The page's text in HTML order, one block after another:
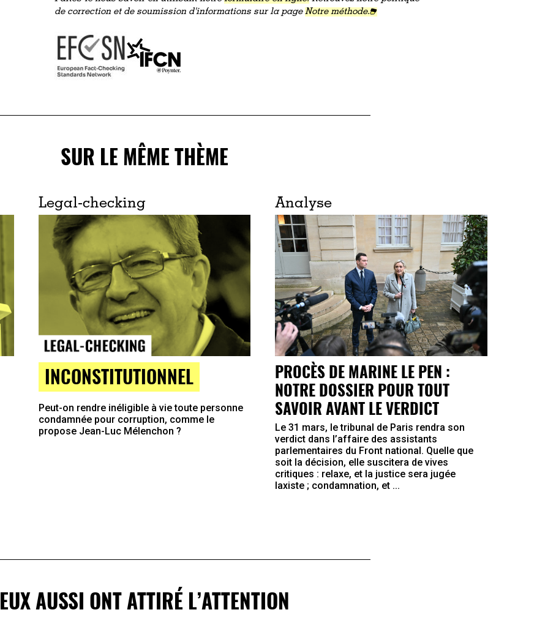
de correction et de soumission d'informations sur la pageNotre méthode.
SUR LE MÊME THÈME
Legal-checking
INCONSTITUTIONNEL
Peut-on rendre inéligible à vie toute personne
condamnée pour corruption, comme le
propose Jean-Luc Mélenchon ?
Analyse
PROCÈS DE MARINE LE PEN :
NOTRE DOSSIER POUR TOUT
SAVOIR AVANT LE VERDICT
Le 31 mars, le tribunal de Paris rendra son
verdict dans l’affaire des assistants
parlementaires du Front national. Quelle que
soit la décision, elle suscitera de vives
critiques : relaxe, et la justice sera jugée
laxiste ; condamnation, et ...
EUX AUSSI ONT ATTIRÉ L’ATTENTION